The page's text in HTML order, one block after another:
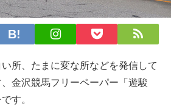
所、たまに変な所などを発信して
金沢競馬フリーペーパー「遊駿
す。